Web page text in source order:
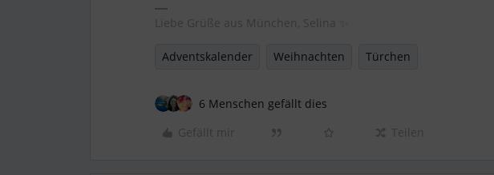
Liebe Grüße aus München, Selina ✨
Adventskalender Weihnachten Türchen
6 Menschen gefällt dies
Gefällt mir
Teilen